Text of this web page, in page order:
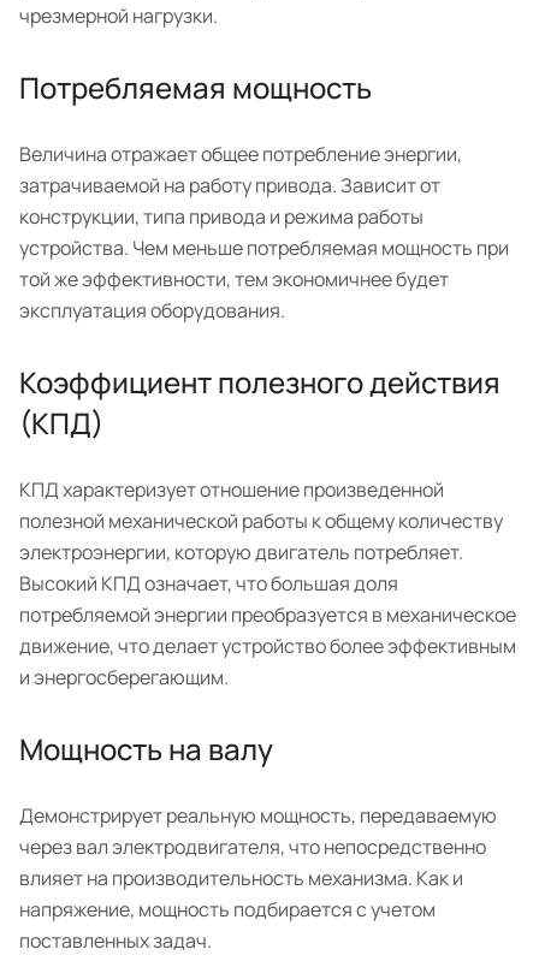
чрезмерной нагрузки.
Потребляемая мощность
Величина отражает общее потребление энергии,
затрачиваемой на работу привода. Зависит от
конструкции, типа привода и режима работы
устройства. Чем меньше потребляемая мощность при
той же эффективности, тем экономичнее будет
эксплуатация оборудования.
Коэффициент полезного действия
(КПД)
КПД характеризует отношение произведенной
полезной механической работы к общему количеству
электроэнергии, которую двигатель потребляет.
Высокий КПД означает, что большая доля
потребляемой энергии преобразуется в механическое
движение, что делает устройство более эффективным
и энергосберегающим.
Мощность на валу
Демонстрирует реальную мощность, передаваемую
через вал электродвигателя, что непосредственно
влияет на производительность механизма. Как и
напряжение, мощность подбирается с учетом
поставленных задач.